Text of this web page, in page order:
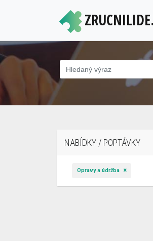
NABÍDKY / POPTÁVKY
Opravy a údržba